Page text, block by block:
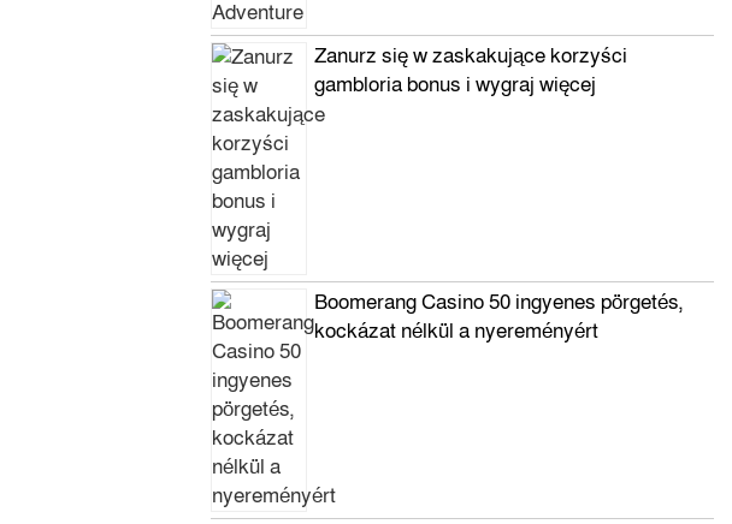
Zanurz się w zaskakujące korzyści
gambloria bonus i wygraj więcej
Boomerang Casino 50 ingyenes pörgetés,
kockázat nélkül a nyereményért